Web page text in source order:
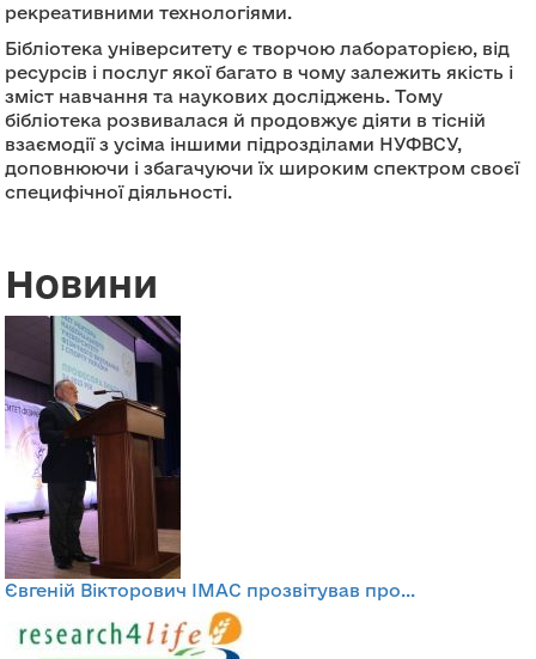
рекреативними технологіями.
Бібліотека університету є творчою лабораторією, від
ресурсів і послуг якої багато в чому залежить якість і
зміст навчання та наукових досліджень. Тому
бібліотека розвивалася й продовжує діяти в тісній
взаємодії з усіма іншими підрозділами НУФВСУ,
доповнюючи і збагачуючи їх широким спектром своєї
специфічної діяльності.
Новини
Євгеній Вікторович ІМАС прозвітував про...